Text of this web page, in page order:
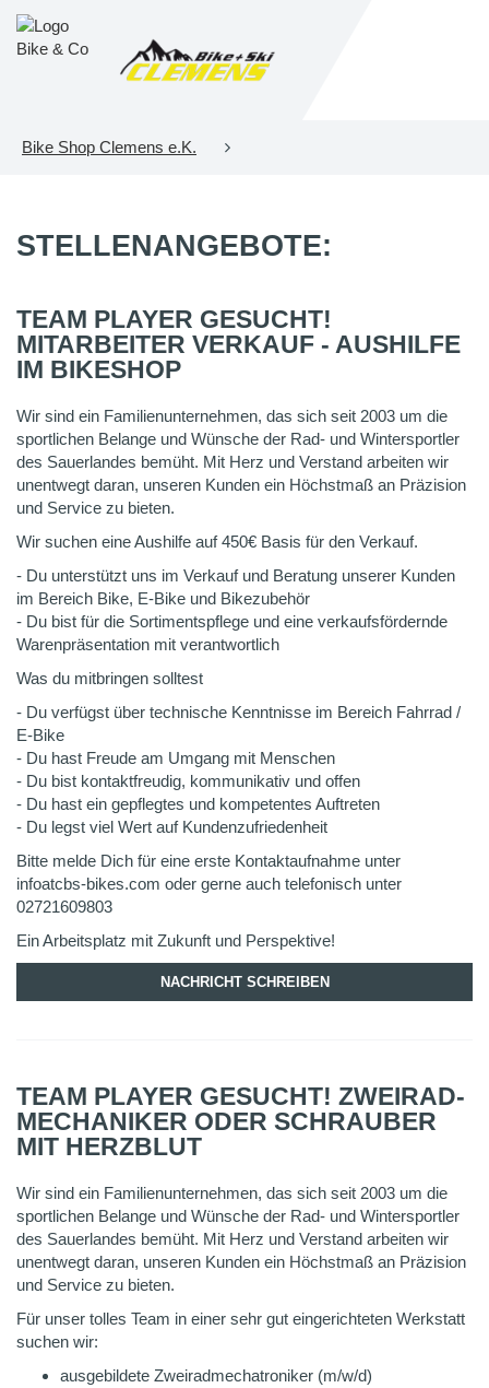
Bike Shop Clemens e.K.
STELLENANGEBOTE:
TEAM PLAYER GESUCHT!
MITARBEITER VERKAUF - AUSHILFE
IM BIKESHOP
Wir sind ein Familienunternehmen, das sich seit 2003 um die
sportlichen Belange und Wünsche der Rad- und Wintersportler
des Sauerlandes bemüht. Mit Herz und Verstand arbeiten wir
unentwegt daran, unseren Kunden ein Höchstmaß an Präzision
und Service zu bieten.
Wir suchen eine Aushilfe auf 450€ Basis für den Verkauf.
- Du unterstützt uns im Verkauf und Beratung unserer Kunden
im Bereich Bike, E-Bike und Bikezubehör
- Du bist für die Sortimentspflege und eine verkaufsfördernde
Warenpräsentation mit verantwortlich
Was du mitbringen solltest
- Du verfügst über technische Kenntnisse im Bereich Fahrrad /
E-Bike
- Du hast Freude am Umgang mit Menschen
- Du bist kontaktfreudig, kommunikativ und offen
- Du hast ein gepflegtes und kompetentes Auftreten
- Du legst viel Wert auf Kundenzufriedenheit
Bitte melde Dich für eine erste Kontaktaufnahme unter
infoatcbs-bikes.com oder gerne auch telefonisch unter
02721609803
Ein Arbeitsplatz mit Zukunft und Perspektive!
NACHRICHT SCHREIBEN
TEAM PLAYER GESUCHT! ZWEIRAD-
MECHANIKER ODER SCHRAUBER
MIT HERZBLUT
Wir sind ein Familienunternehmen, das sich seit 2003 um die
sportlichen Belange und Wünsche der Rad- und Wintersportler
des Sauerlandes bemüht. Mit Herz und Verstand arbeiten wir
unentwegt daran, unseren Kunden ein Höchstmaß an Präzision
und Service zu bieten.
Für unser tolles Team in einer sehr gut eingerichteten Werkstatt
suchen wir:
ausgebildete Zweiradmechatroniker (m/w/d)